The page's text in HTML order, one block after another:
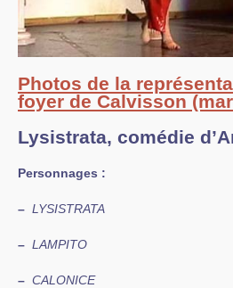
Photos de la
foyer de Calvisson
Lysistrata, comédie
Personnages :
– LYSISTRATA
– LAMPITO
– CALONICE